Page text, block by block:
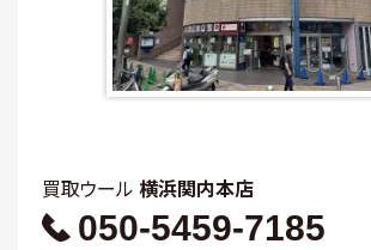
買取ウール 横浜関内本店
050-5459-7185